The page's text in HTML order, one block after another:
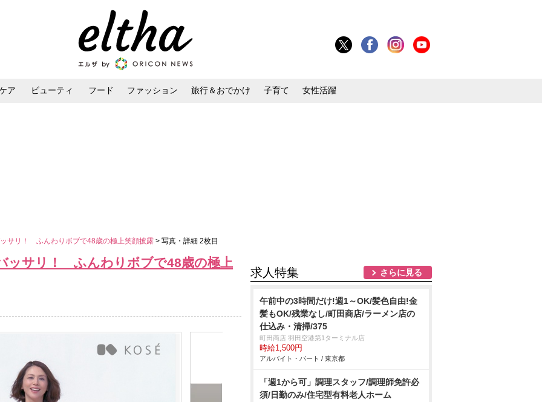
ア ビューティ フード ファッション 旅行＆おでかけ 子育て 女性活躍
サリ！ ふんわりボブで48歳の極上笑顔披露 > 写真・詳細 2枚目
ッサリ！ ふんわりボブで48歳の極上
求人特集 さらに見る
午前中の3時間だけ!週1～OK/髪色自由!金
髪もOK/残業なし/町田商店/ラーメン店の
仕込み・清掃/375
町田商店 羽田空港第1ターミナル店
時給1,500円
アルバイト・パート / 東京都
「週1から可」調理スタッフ/調理師免許必
須/日勤のみ/住宅型有料老人ホーム